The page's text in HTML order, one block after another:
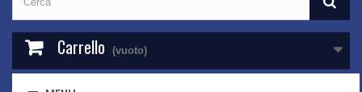
Carrello (vuoto)